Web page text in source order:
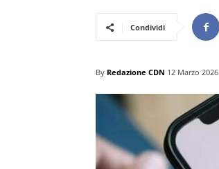
Condividi
By Redazione CDN 12 Marzo 2026